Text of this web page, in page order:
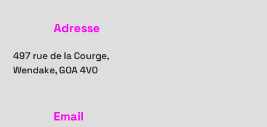
Adresse
497 rue de la Courge,
Wendake, G0A 4V0
Email